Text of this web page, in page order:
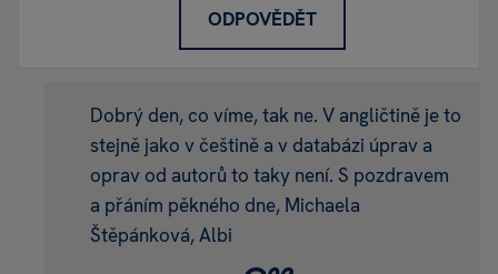
ODPOVĚDĚT
Dobrý den, co víme, tak ne. V angličtině je to
stejně jako v češtině a v databázi úprav a
oprav od autorů to taky není. S pozdravem
a přáním pěkného dne, Michaela
Štěpánková, Albi